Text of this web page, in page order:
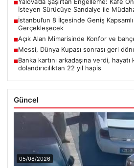
■
İsteyen Sürücüye Sandalye ile
■İstanbul’un 8 İlçesinde Geniş
Gerçekleşecek
■Açık Alan Mimarisinde Konfor ve
■Messi, Dünya Kupası sonrası geri
■Banka kartını arkadaşına verdi,
dolandırıcılıktan 22 yıl hapis
Güncel
05/08/2026